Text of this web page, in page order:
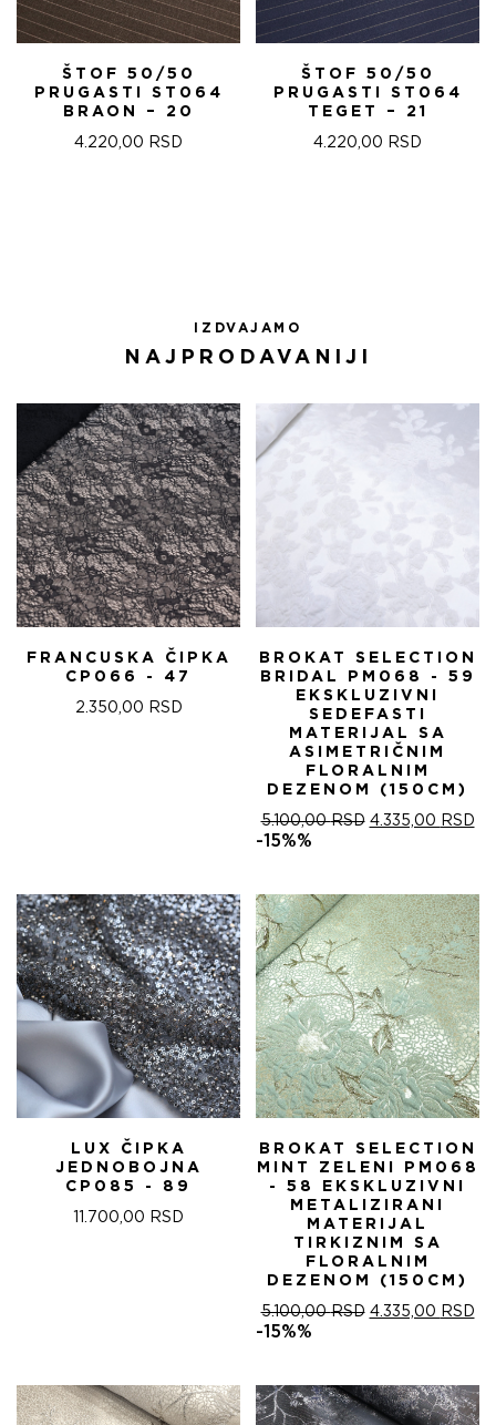
ŠTOF 50/50
PRUGASTI ST064
BRAON – 20
4.220,00 RSD
ŠTOF 50/50
PRUGASTI ST064
TEGET – 21
4.220,00 RSD
IZDVAJAMO
NAJPRODAVANIJI
FRANCUSKA ČIPKA
CP066 - 47
2.350,00 RSD
BROKAT SELECTION
BRIDAL PM068 - 59
EKSKLUZIVNI
SEDEFASTI
MATERIJAL SA
ASIMETRIČNIM
FLORALNIM
DEZENOM (150CM)
5.100,00RSD ОРИГИНАЛНА
5.100,00 RSD.
4.335,00 RSD
-15%%
LUX ČIPKA
JEDNOBOJNA
CP085 - 89
11.700,00 RSD
BROKAT SELECTION
MINT ZELENI PM068
- 58 EKSKLUZIVNI
METALIZIRANI
MATERIJAL
TIRKIZNIM SA
FLORALNIM
DEZENOM (150CM)
5.100,00RSD ОРИГИНАЛНА
5.100,00 RSD.
4.335,00 RSD
-15%%